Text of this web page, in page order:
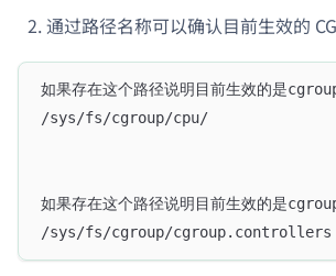
通过路径名称可以确认目前生效的
如果存在这个路径说明目前生效的是
/sys/fs/cgroup/cpu/
如果存在这个路径说明目前生效的是
/sys/fs/cgroup/cgroup.controllers